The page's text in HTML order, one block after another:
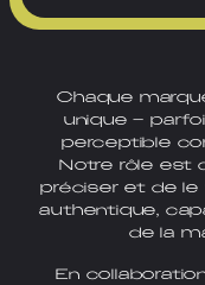
Chaque
unique –
perceptible
Notre rôle est
préciser et de le
authentique,
de la
En